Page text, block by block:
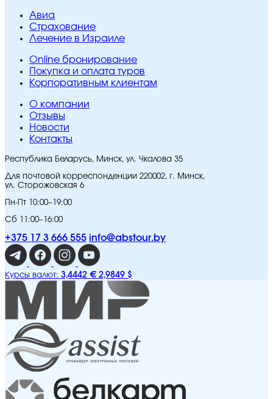
Авиа
Страхование
Лечение в Израиле
Online бронирование
Покупка и оплата туров
Корпоративным клиентам
O компании
Отзывы
Новости
Контакты
Республика Беларусь, Минск, ул. Чкалова 35
Для почтовой корреспонденции 220002, г. Минск,
ул. Сторожовская 6
Пн-Пт 10:00–19:00
Сб 11:00–16:00
+375 17 3 666 555 info@abstour.by
Курсы валют: 3,4442 € 2,9849 $